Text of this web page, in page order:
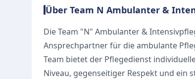
Über Team N Ambulanter &
Die Team "N" Ambulanter &
Ansprechpartner für die ambulante
Team bietet der Pflegedienst
Niveau, gegenseitiger Respekt und ein